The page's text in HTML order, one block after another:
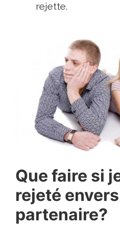
rejette.
Que faire si
rejeté
partenaire?